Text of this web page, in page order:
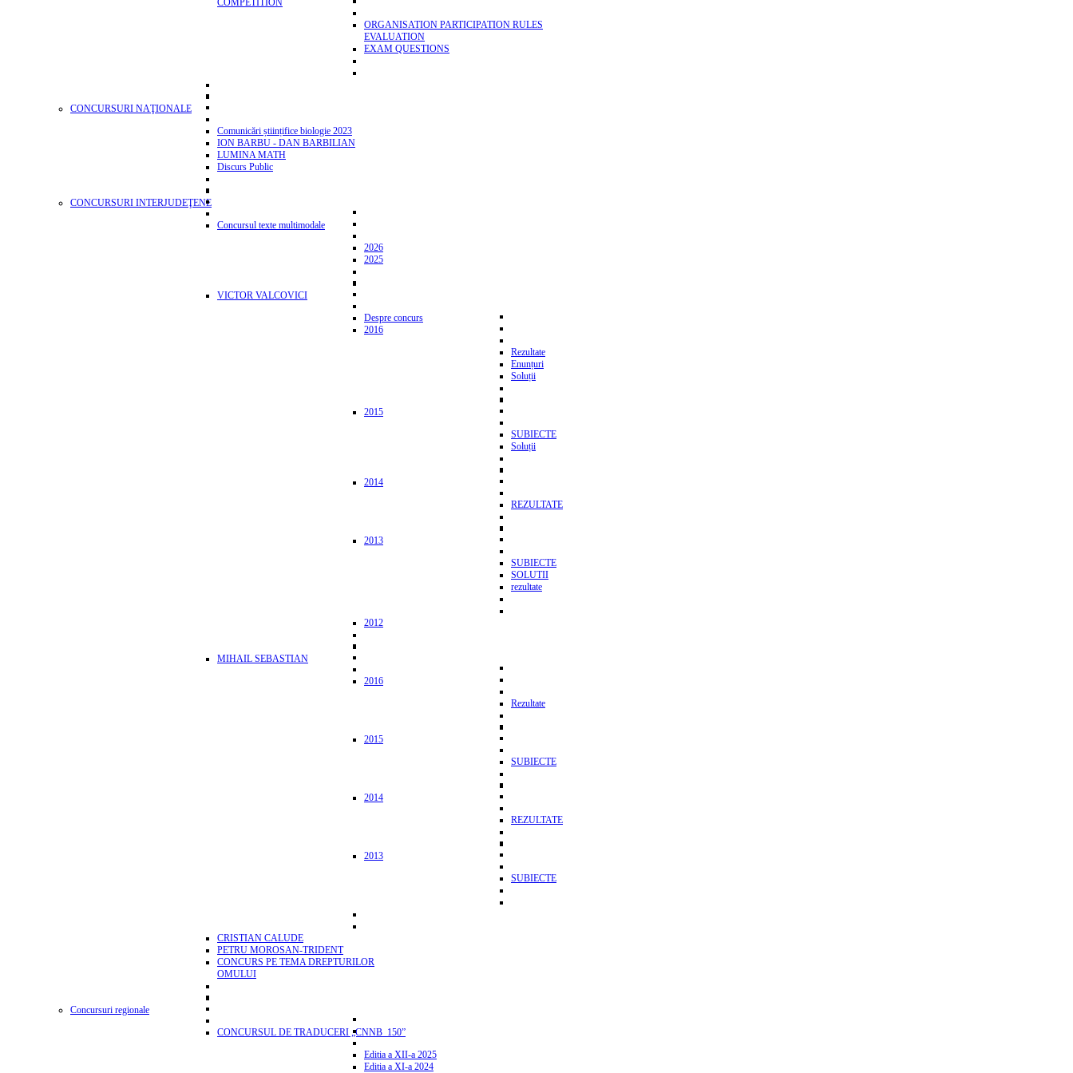
COMPETITION
ORGANISATION PARTICIPATION RULES
EVALUATION
EXAM QUESTIONS
CONCURSURI NAŢIONALE
Comunicări științifice biologie 2023
ION BARBU - DAN BARBILIAN
LUMINA MATH
Discurs Public
CONCURSURI INTERJUDEŢENE
Concursul texte multimodale
2026
2025
VICTOR VALCOVICI
Despre concurs
2016
Rezultate
Enunțuri
Soluții
2015
SUBIECTE
Soluții
2014
REZULTATE
2013
SUBIECTE
SOLUTII
rezultate
2012
MIHAIL SEBASTIAN
2016
Rezultate
2015
SUBIECTE
2014
REZULTATE
2013
SUBIECTE
CRISTIAN CALUDE
PETRU MOROSAN-TRIDENT
CONCURS PE TEMA DREPTURILOR
OMULUI
Concursuri regionale
CONCURSUL DE TRADUCERI „CNNB_150”
Editia a XII-a 2025
Editia a XI-a 2024